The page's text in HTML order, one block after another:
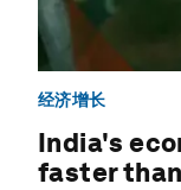
经济增长
India's
faster